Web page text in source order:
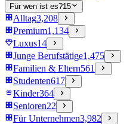
Für wen ist es?15
Alltag3,208
Premium1,134
Luxus14
Junge Berufstätige1,475
Familien & Eltern561
Studenten617
Kinder364
Senioren22
Für Unternehmen3,982